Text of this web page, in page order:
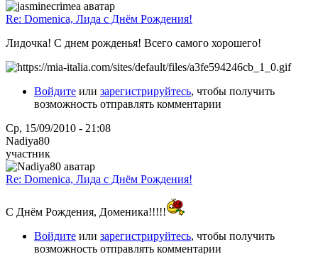
Re: Domenica, Лида с Днём Рождения!
Лидочка! С днем рожденья! Всего самого хорошего!
Войдите или зарегистрируйтесь, чтобы получить
возможность отправлять комментарии
Ср, 15/09/2010 - 21:08
Nadiya80
участник
Re: Domenica, Лида с Днём Рождения!
С Днём Рождения, Доменика!!!!!
Войдите или зарегистрируйтесь, чтобы получить
возможность отправлять комментарии